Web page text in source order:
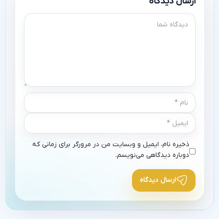
ذخیره نام، ایمیل و وبسایت من در مرورگر برای زمانی که
دوباره دیدگاهی می‌نویسم.
ارسال دیدگاه